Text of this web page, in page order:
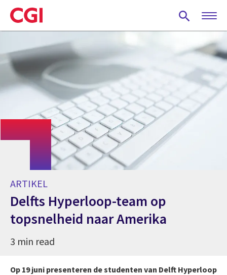
Skip
to
main
ARTIKEL
Delfts Hyperloop-team op
topsnelheid naar Amerika
3 min read
Op 19 juni presenteren de studenten van Delft Hyperloop